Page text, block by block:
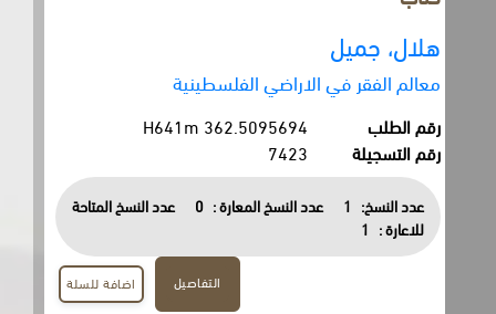
هلال، جميل
معالم الفقر في الاراضي الفلسطينية
رقم الطلب
362.5095694 H641m
رقم التسجيلة
7423
عدد النسخ: 1 عدد النسخ المعارة : 0
عدد النسخ المتاحة
للاعارة :
1
اضافة للسلة